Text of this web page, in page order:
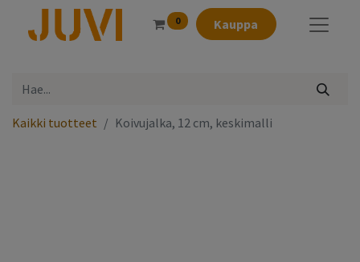
0 Kauppa
Kaikki tuotteet Koivujalka, 12 cm, keskimalli